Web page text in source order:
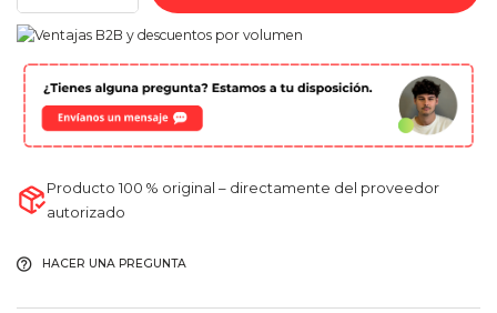
Producto 100 % original – directamente del proveedor
autorizado
HACER UNA PREGUNTA